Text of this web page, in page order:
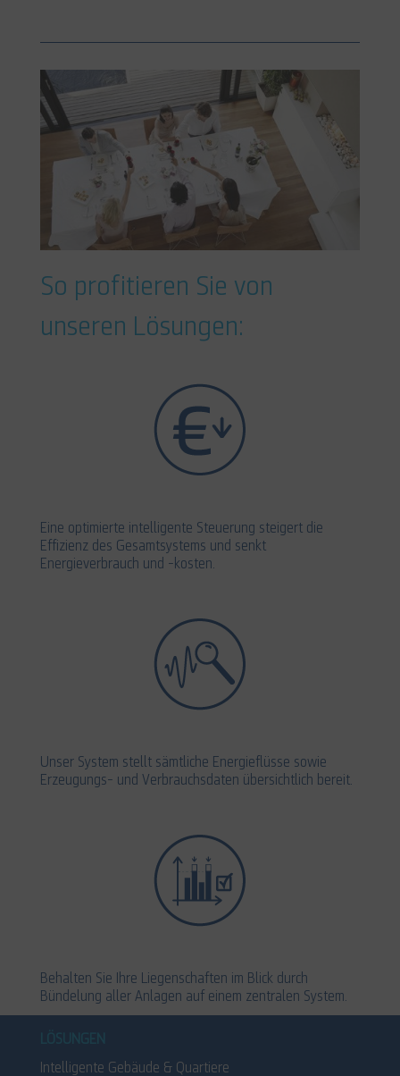
So profitieren Sie von
unseren Lösungen:
Eine optimierte intelligente Steuerung steigert die
Effizienz des Gesamtsystems und senkt
Energieverbrauch und -kosten.
Unser System stellt sämtliche Energieflüsse sowie
Erzeugungs- und Verbrauchsdaten übersichtlich bereit.
Behalten Sie Ihre Liegenschaften im Blick durch
Bündelung aller Anlagen auf einem zentralen System.
Intelligente Gebäude & Quartiere